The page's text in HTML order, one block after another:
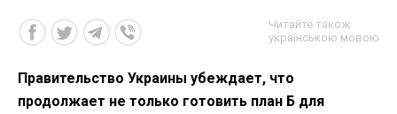
Читайте також
українською мовою
Правительство Украины убеждает, что
продолжает не только готовить план Б для